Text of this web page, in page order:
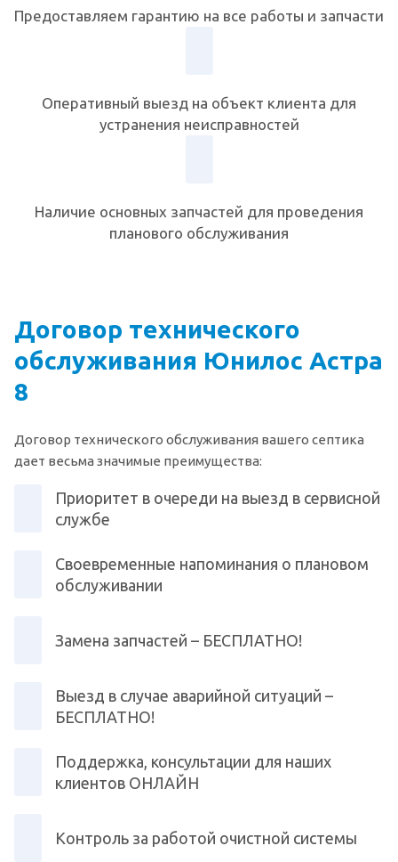
Предоставляем гарантию на все работы и запчасти
Оперативный выезд на объект клиента для
устранения неисправностей
Наличие основных запчастей для проведения
планового обслуживания
Договор технического
обслуживания Юнилос Астра
8
Договор технического обслуживания вашего септика
дает весьма значимые преимущества:
Приоритет в очереди на выезд в сервисной
службе
Своевременные напоминания о плановом
обслуживании
Замена запчастей – БЕСПЛАТНО!
Выезд в случае аварийной ситуаций –
БЕСПЛАТНО!
Поддержка, консультации для наших
клиентов ОНЛАЙН
Контроль за работой очистной системы